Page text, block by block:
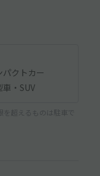
パクトカー
車・SUV
超えるものは駐車で